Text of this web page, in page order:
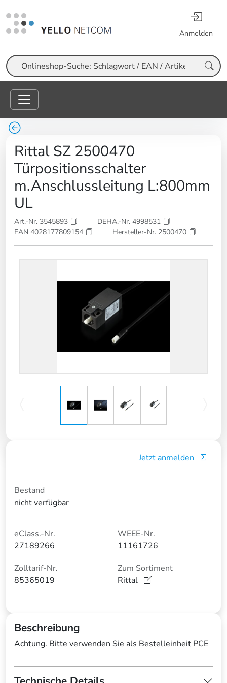
Anmelden
Suche
Rittal SZ 2500470
Türpositionsschalter
m.Anschlussleitung L:800mm
UL
Art.-Nr. 3545893
DEHA.-Nr. 4998531
EAN 4028177809154
Hersteller-Nr. 2500470
Jetzt anmelden
Bestand
nicht verfügbar
eClass.-Nr.
27189266
WEEE-Nr.
11161726
Zolltarif-Nr.
85365019
Zum Sortiment
Rittal
Beschreibung
Achtung. Bitte verwenden Sie als Bestelleinheit PCE